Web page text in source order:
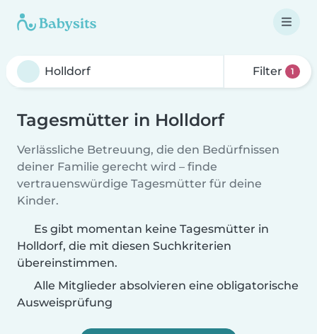
Filter 1
Tagesmütter in Holldorf
Verlässliche Betreuung, die den Bedürfnissen
deiner Familie gerecht wird – finde
vertrauenswürdige Tagesmütter für deine
Kinder.
Es gibt momentan keine Tagesmütter in
Holldorf, die mit diesen Suchkriterien
übereinstimmen.
Alle Mitglieder absolvieren eine obligatorische
Ausweisprüfung